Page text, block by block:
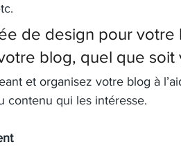
de design pour votre
blog, quel que soit
et organisez votre blog à
contenu qui les intéresse.